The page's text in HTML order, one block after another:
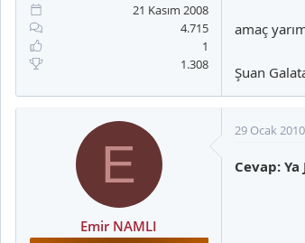
21 Kasım 2008
4.715
1
1.308
amaç
Şuan
E
Emir NAMLI
29 Ocak 2010
Cevap: